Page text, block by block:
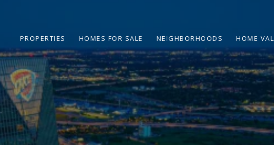
PROPERTIES HOMES FOR SALE NEIGHBORHOODS HOME